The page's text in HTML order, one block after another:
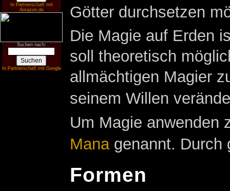
In Partnerschaft mit
Amazon.de
Suchen nach:
In Partnerschaft mit Google
Götter durchsetzen
Die Magie auf Erden
soll theoretisch
allmächtigen Magier
seinem Willen
Um Magie anwenden
Managenannt. Durch
Formen